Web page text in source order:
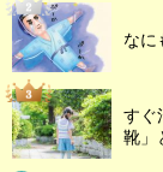
なに
すぐ
靴」